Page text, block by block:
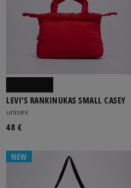
LEVI'S RANKINUKAS SMALL CASEY
unisex
48 €
NEW